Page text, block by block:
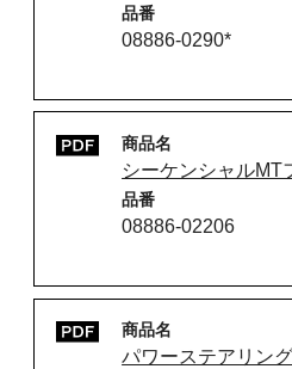
品番
08886-0290*
商品名
シーケンシャルMT
品番
08886-02206
商品名
パワーステアリン